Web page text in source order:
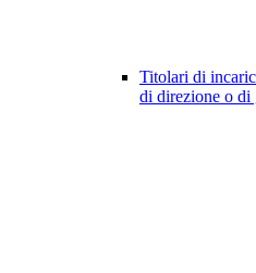
Titolari di
di direzione o di